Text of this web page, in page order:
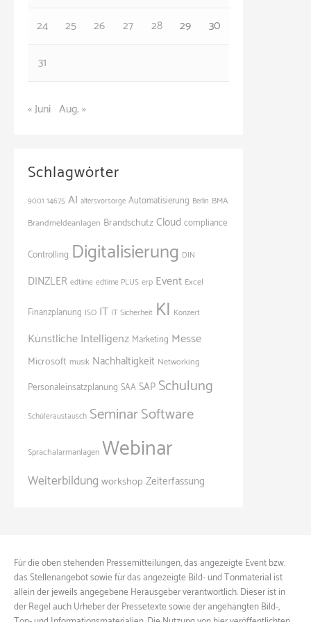
24
25 26 27 28 29
30
31
« Juni Aug. »
Schlagwörter
9001 14675 AI altersvorsorge Automatisierung Berlin BMA
Brandmeldeanlagen BrandschutzCloud compliance
Controlling Digitalisierung DIN
DINZLER edtime edtime PLUS erp Event Excel
Finanzplanung ISO IT IT Sicherheit KI Konzert
Künstliche Intelligenz Marketing Messe
Microsoft musik Nachhaltigkeit Networking
Personaleinsatzplanung SAASAP Schulung
Schüleraustausch SeminarSoftware
Sprachalarmanlagen Webinar
Weiterbildung workshop Zeiterfassung
Für die oben stehenden Pressemitteilungen, das angezeigte Event bzw.
das Stellenangebot sowie für das angezeigte Bild- und Tonmaterial ist
allein der jeweils angegebene Herausgeber verantwortlich. Dieser ist in
der Regel auch Urheber der Pressetexte sowie der angehängten Bild-,